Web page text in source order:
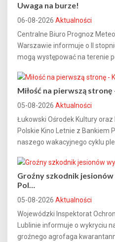
Uwaga na burze!
06-08-2026 Aktualności
Centralne Biuro Prognoz
Warszawie informuje o II
mogą występować na terenie
Miłość na pierwszą
05-08-2026 Aktualności
Łukowski Ośrodek Kultury
Polskie Kino Letnie z Bankiem
naszego wakacyjnego cyklu
Groźny szkodnik
Pol…
05-08-2026 Aktualności
Wojewódzki Inspektorat
Lublinie informuje o wykryciu
groźnego agrofaga